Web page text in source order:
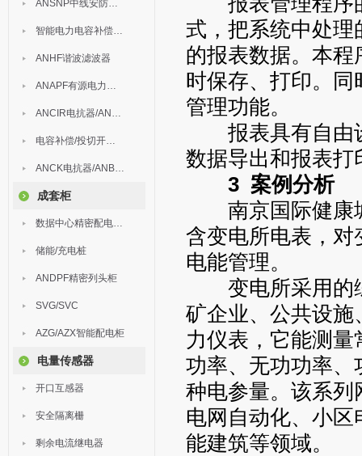
ANSNP中线安防保护器
智能电力电容补偿装置
ANHF谐波滤波器
ANAPF有源电力滤波器
ANCIR电抗器/ANHPD300谐波保护器
电容补偿/投切开关/ARC
ANCK电抗器/ANBSMJ自愈式低压并联电容器
成套柜
数据中心精密配电监控装置
储能/充电桩
ANDPF精密列头柜
SVG/SVC
AZG/AZX智能配电柜
电量传感器
开口互感器
安全隔离栅
剩余电流继电器
式，把系统中处
的报表数据。本
时保存、打印。
管理功能。
报表具有自由设
数据导出和报表打
3 案例分析
南京国际健康城
含变电所电表，
电能管理。
变电所采用的综
矿企业、公共设
力仪表，它能测
功率、无功功率
种电参量。该系
电网自动化、小
能建筑等领域。